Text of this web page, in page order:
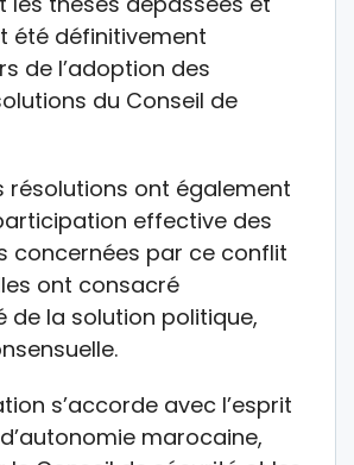
été définitivement
de l’adoption des
du Conseil de
résolutions ont également
effective des
concernées par ce conflit
ont consacré
de la solution politique,
s’accorde avec l’esprit
marocaine,